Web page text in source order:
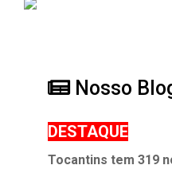
Nosso
DESTAQUE
Tocantins tem 319